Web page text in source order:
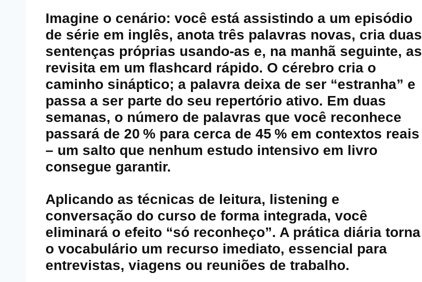
Imagine o cenário: você está assistindo a um episódio
de série em inglês, anota três palavras novas, cria duas
sentenças próprias usando‑as e, na manhã seguinte, as
revisita em um flashcard rápido. O cérebro cria o
caminho sináptico; a palavra deixa de ser “estranha” e
passa a ser parte do seu repertório ativo. Em duas
semanas, o número de palavras que você reconhece
passará de 20 % para cerca de 45 % em contextos reais
– um salto que nenhum estudo intensivo em livro
consegue garantir.
Aplicando as técnicas de leitura, listening e
conversação do curso de forma integrada, você
eliminará o efeito “só reconheço”. A prática diária torna
o vocabulário um recurso imediato, essencial para
entrevistas, viagens ou reuniões de trabalho.